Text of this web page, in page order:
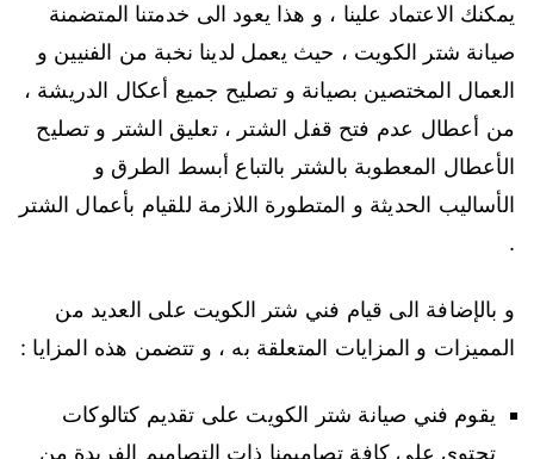
يمكنك الاعتماد علينا ، و هذا يعود الى خدمتنا المتضمنة
صيانة شتر الكويت ، حيث يعمل لدينا نخبة من الفنيين و
العمال المختصين بصيانة و تصليح جميع أعكال الدريشة ،
من أعطال عدم فتح قفل الشتر ، تعليق الشتر و تصليح
الأعطال المعطوبة بالشتر بالتباع أبسط الطرق و
الأساليب الحديثة و المتطورة اللازمة للقيام بأعمال الشتر
.
و بالإضافة الى قيام فني شتر الكويت على العديد من
المميزات و المزايات المتعلقة به ، و تتضمن هذه المزايا :
يقوم فني صيانة شتر الكويت على تقديم كتالوكات
تحتوي على كافة تصاميمنا ذات التصاميم الفريدة من